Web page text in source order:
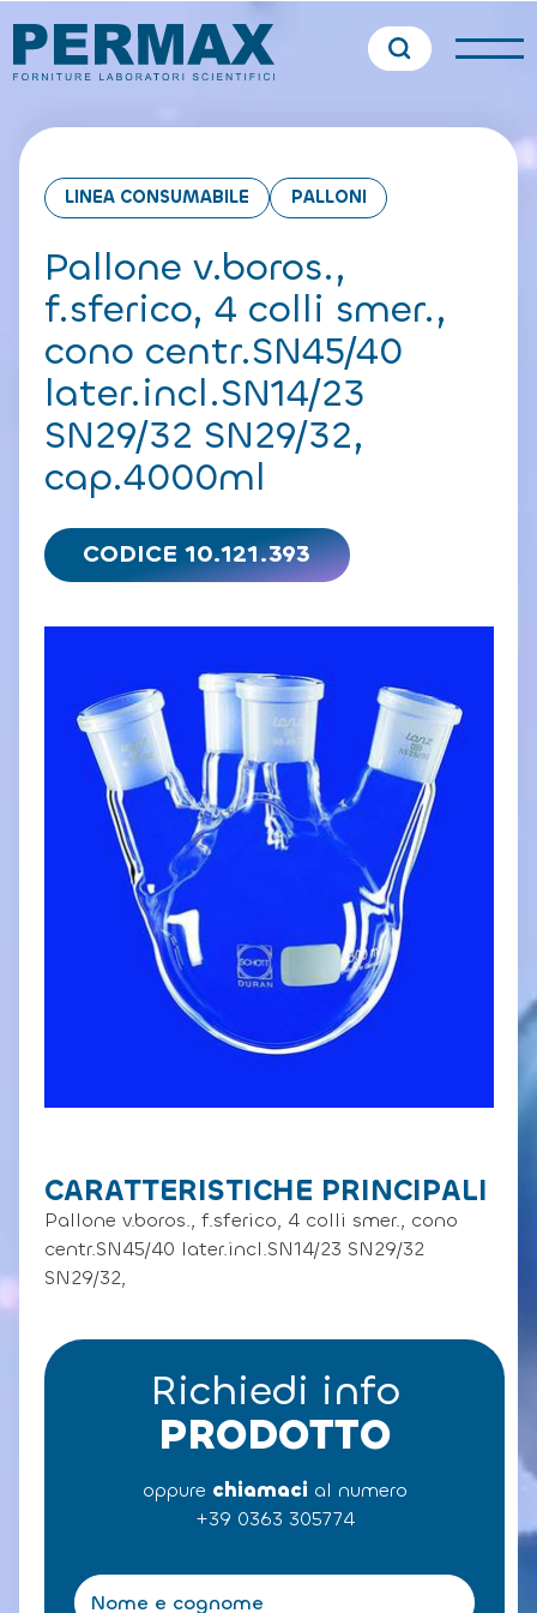
LINEA CONSUMABILE PALLONI
Pallone v.boros.,
f.sferico, 4 colli smer.,
cono centr.SN45/40
later.incl.SN14/23
SN29/32 SN29/32,
cap.4000ml
CODICE 10.121.393
CARATTERISTICHE PRINCIPALI
Pallone v.boros., f.sferico, 4 colli smer., cono
centr.SN45/40 later.incl.SN14/23 SN29/32
SN29/32,
Richiedi info
PRODOTTO
oppure chiamaci al numero
+39 0363 305774
N